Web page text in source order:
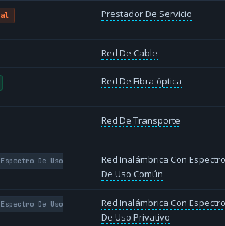
Prestador De Servicio
Red De Cable
Red De Fibra óptica
Red De Transporte
De Uso
Red Inalámbrica Con Espectro
De Uso Común
De Uso
Red Inalámbrica Con Espectro
De Uso Privativo